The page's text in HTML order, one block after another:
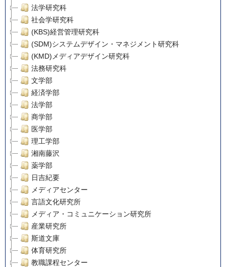
法学研究科
社会学研究科
(KBS)経営管理研究科
(SDM)システムデザイン・マネジメント研究科
(KMD)メディアデザイン研究科
法務研究科
文学部
経済学部
法学部
商学部
医学部
理工学部
湘南藤沢
薬学部
日吉紀要
メディアセンター
言語文化研究所
メディア・コミュニケーション研究所
産業研究所
斯道文庫
体育研究所
教職課程センター